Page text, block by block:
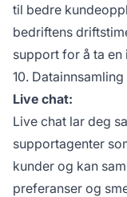
til bedre
bedriftens
support for å ta
10.
Live chat:
Live chat lar deg
supportagenter
kunder og kan
preferanser og